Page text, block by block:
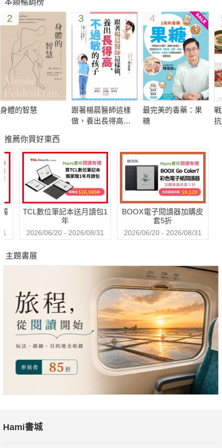
◎本書滿載你不知道一定後悔的健康管理技巧◎
０１．休假來睡到飽雖然可以補充平日不足的睡眠，卻沒辦
法預先儲存睡眠！
解決辦法：試著每天提早15分鐘上床躺平，僅是提早十分鐘
入睡，就能減少疲勞物質的累積，休假也能保持神清氣爽，好好
利用屬於自己的時間。
到血液中所導致的。
解決辦法：酒是脫水飲料，若只喝酒會將體內的水分排出，
而血液中的水分一減少，酒精就容易殘留。應酬席間不妨在桌上
放一瓶水，交替飲用代謝體內酒精；隔天大量攝取水果、生菜、
茶或咖啡，利尿作用能幫助身體快速恢復正常。
胖。
解決辦法：「基礎代謝」是指非人為控制，用來運作大腦、
心臟、消化器官維持生理機能所消耗的能量，只要在平時養成運
動的習慣：如慢跑、游泳、有氧舞蹈、飛輪、健走等，時間上以
1天20分鐘以上、一週執行3次的頻率最有效果。
０４．鍛鍊身體曲線，最有效的順序應是：下肢、上半身、
最後才是軀幹。
解決辦法：下半身的肌肉量約佔全身的60%，大多都是像大
腿的股四頭肌或腿後腱肌群、臀部的臀大肌等強而有力的大塊肌
肉，大肌群特別需要加強訓練，否則最容易在不知不覺中漸漸退
化。
０５．記憶力的好壞，並非取決於頭腦的好壞，而是來自有
2
身體的智慧
3
跟著楊晨醫師這樣
做，養出長得高、
4
最完美的毒藥：果
糖
推薦你買好東西
TCL數位筆記本送月讀包1
年
2026/06/20 - 2026/08/31
BOOX電子閱讀器加購皮
套5折
2026/06/20 - 2026/08/31
主題書展
Hami書城